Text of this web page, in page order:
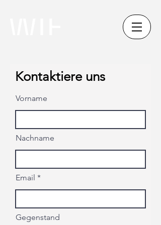
Kontaktiere uns
Vorname
Nachname
Email
Gegenstand